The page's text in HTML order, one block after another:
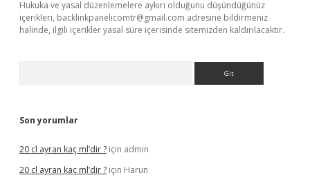
Hukuka ve yasal düzenlemelere aykırı olduğunu düşündüğünüz
içerikleri, backlinkpanelicomtr@gmail.com adresine bildirmeniz
halinde, ilgili içerikler yasal süre içerisinde sitemizden kaldırılacaktır.
Son yorumlar
20 cl ayran kaç ml’dir ? için admin
20 cl ayran kaç ml’dir ? için Harun